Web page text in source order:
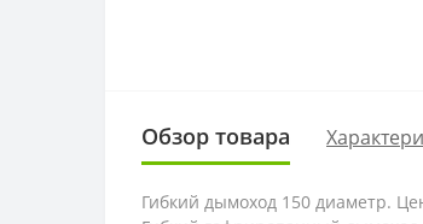
Обзор товара
Гибкий дымоход 150 диаметр.